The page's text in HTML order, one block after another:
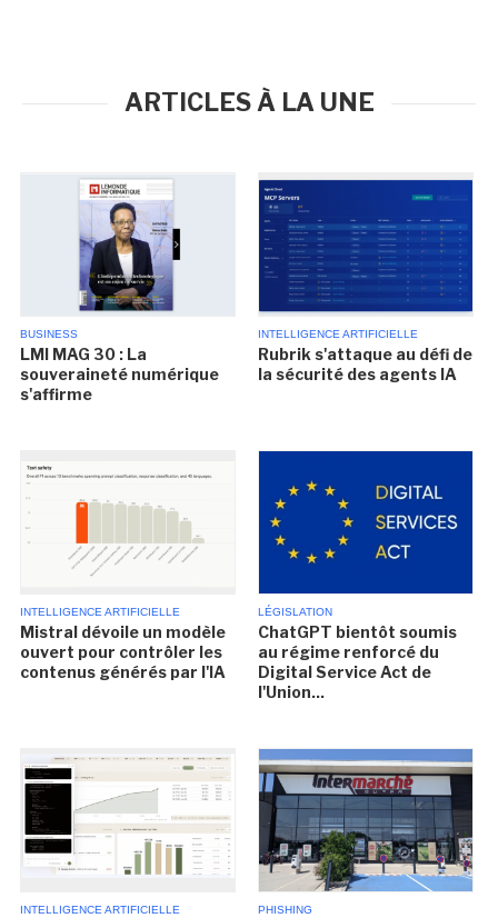
ARTICLES À LA UNE
BUSINESS
LMI MAG 30 : La
souveraineté numérique
s'affirme
INTELLIGENCE ARTIFICIELLE
Rubrik s'attaque au défi de
la sécurité des agents IA
INTELLIGENCE ARTIFICIELLE
Mistral dévoile un modèle
ouvert pour contrôler les
contenus générés par l'IA
LÉGISLATION
ChatGPT bientôt soumis
au régime renforcé du
Digital Service Act de
l'Union...
INTELLIGENCE ARTIFICIELLE PHISHING